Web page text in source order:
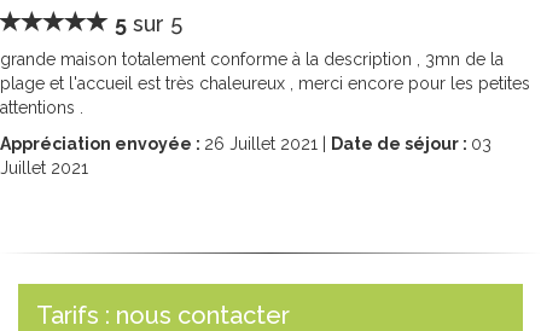
5 sur 5
grande maison totalement conforme à la description , 3mn de la
plage et l'accueil est très chaleureux , merci encore pour les petites
attentions .
Appréciation envoyée : 26 Juillet 2021 | Date de séjour : 03
Juillet 2021
Tarifs : nous contacter